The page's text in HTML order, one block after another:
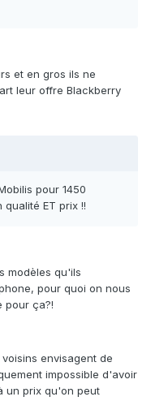
et en gros ils ne
leur offre Blackberry
pour 1450
ET prix !!
modèles qu'ils
pour quoi on nous
pour ça?!
envisagent de
impossible d'avoir
un prix qu'on peut